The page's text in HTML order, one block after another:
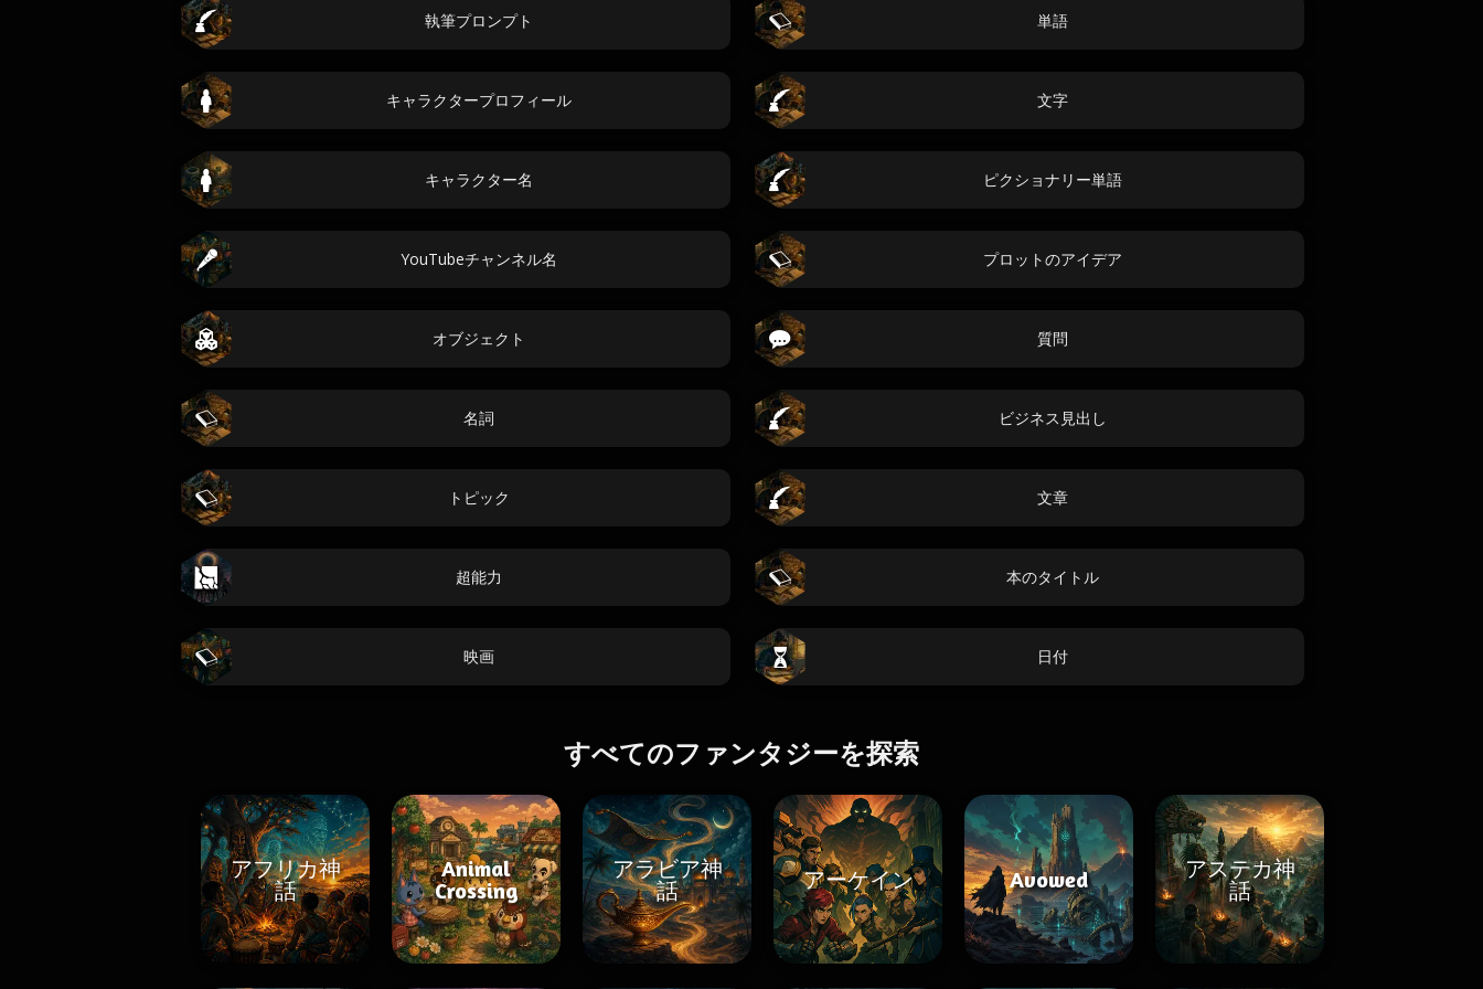
執筆プロンプト 単語
キャラクタープロフィール 文字
キャラクター名 ピクショナリー単語
YouTubeチャンネル名 プロットのアイデア
オブジェクト 質問
名詞 ビジネス見出し
トピック 文章
超能力 本のタイトル
映画 日付
すべてのファンタジーを探索
アフリカ神
話
Animal
Crossing
アラビア神
話
アーケイン Avowed
アステカ神
話